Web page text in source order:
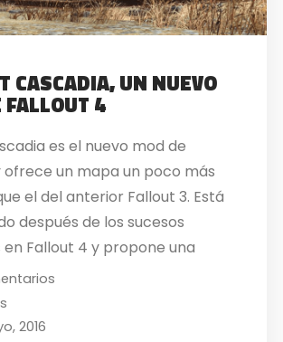
CASCADIA, UN NUEVO
4
es el nuevo mod de
ofrece un mapa un poco más
el del anterior Fallout 3. Está
después de los sucesos
Fallout 4 y propone una
creado por los aficionados
ambición. «La superficie del
un poco...
2016